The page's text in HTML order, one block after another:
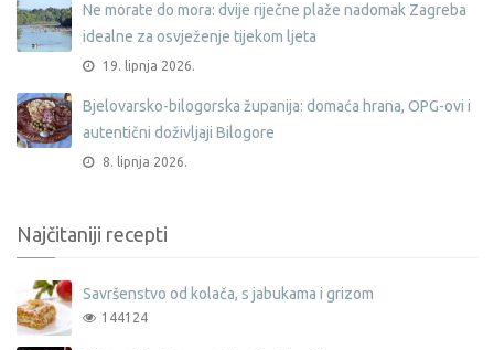
Ne morate do mora: dvije riječne plaže nadomak Zagreba
idealne za osvježenje tijekom ljeta
19. lipnja 2026.
Bjelovarsko-bilogorska županija: domaća hrana, OPG-ovi i
autentični doživljaji Bilogore
8. lipnja 2026.
Najčitaniji recepti
Savršenstvo od kolača, s jabukama i grizom
144124